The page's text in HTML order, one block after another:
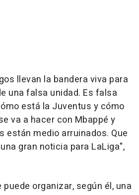
llevan la bandera viva para
una falsa unidad. Es falsa
está la Juventus y cómo
va a hacer con Mbappé y
están medio arruinados. Que
gran noticia para LaLiga",
puede organizar, según él, una